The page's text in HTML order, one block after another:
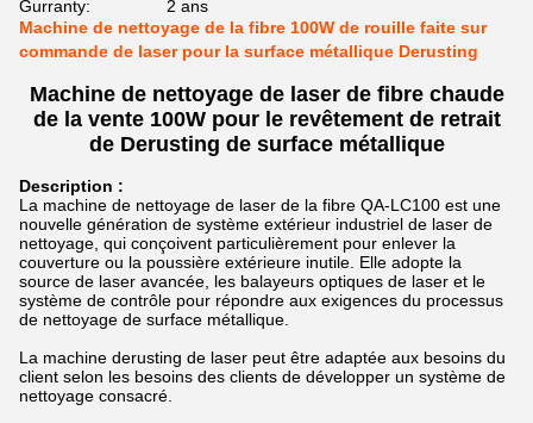
Gurranty:
2 ans
Machine de nettoyage de la fibre 100W de rouille faite sur
commande de laser pour la surface métallique Derusting
Machine de nettoyage de laser de fibre chaude
de la vente 100W pour le revêtement de retrait
de Derusting de surface métallique
Description :
La machine de nettoyage de laser de la fibre QA-LC100 est une
nouvelle génération de système extérieur industriel de laser de
nettoyage, qui conçoivent particulièrement pour enlever la
couverture ou la poussière extérieure inutile. Elle adopte la
source de laser avancée, les balayeurs optiques de laser et le
système de contrôle pour répondre aux exigences du processus
de nettoyage de surface métallique.
La machine derusting de laser peut être adaptée aux besoins du
client selon les besoins des clients de développer un système de
nettoyage consacré.